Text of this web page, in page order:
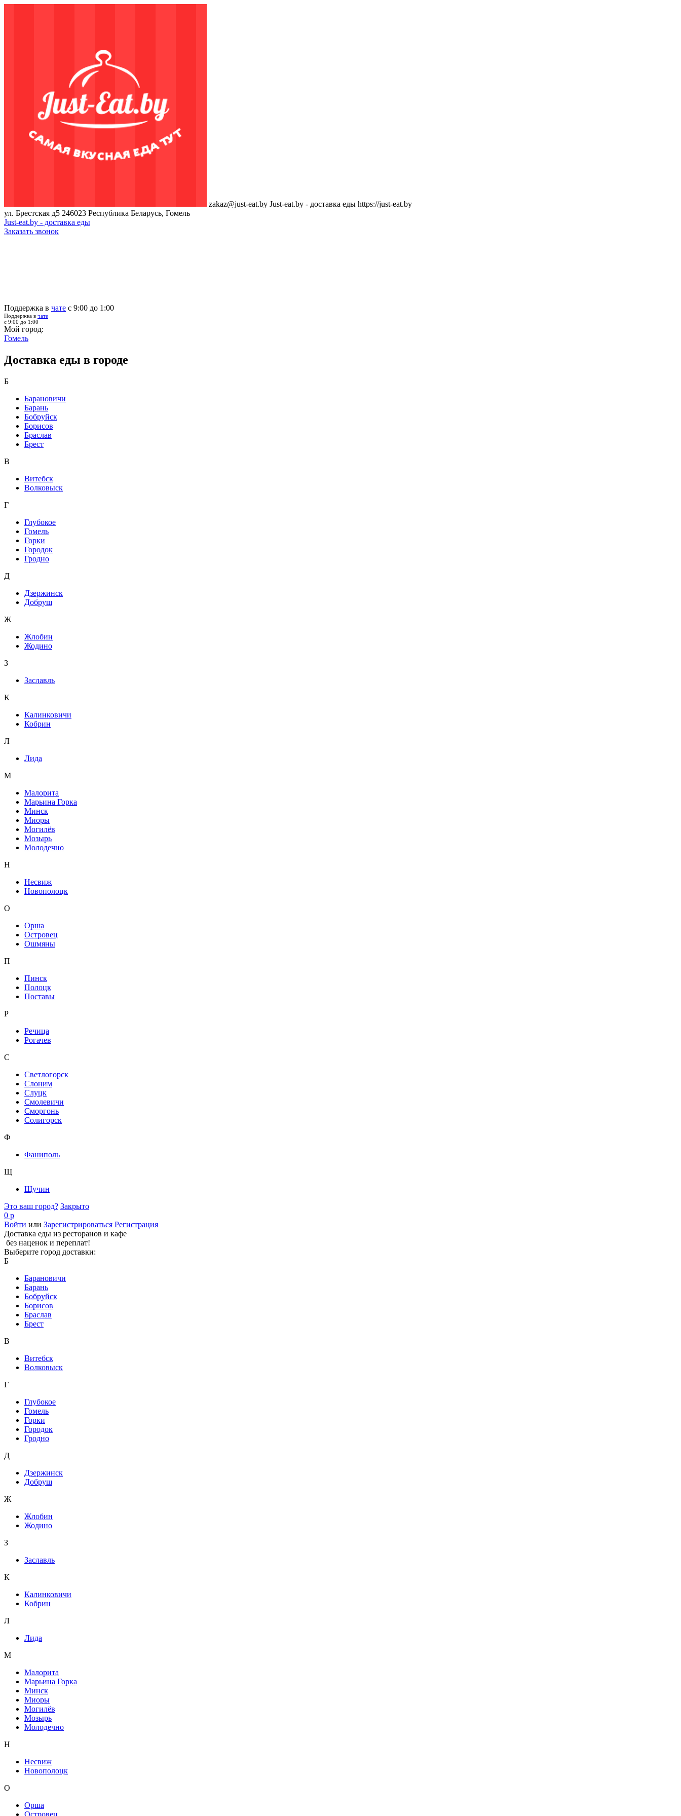
zakaz@just-eat.by Just-eat.by - доставка еды https://just-eat.by
ул. Брестская д5 246023 Республика Беларусь, Гомель
Just-eat.by - доставка еды
Заказать звонок
Поддержка в чате с 9:00 до 1:00
Поддержка в чате
с 9:00 до 1:00
Мой город:
Гомель
Доставка еды в городе
Б
Барановичи
Барань
Бобруйск
Борисов
Браслав
Брест
В
Витебск
Волковыск
Г
Глубокое
Гомель
Горки
Городок
Гродно
Д
Дзержинск
Добруш
Ж
Жлобин
Жодино
З
Заславль
К
Калинковичи
Кобрин
Л
Лида
М
Малорита
Марьина Горка
Минск
Миоры
Могилёв
Мозырь
Молодечно
Н
Несвиж
Новополоцк
О
Орша
Островец
Ошмяны
П
Пинск
Полоцк
Поставы
Р
Речица
Рогачев
С
Светлогорск
Слоним
Слуцк
Смолевичи
Сморгонь
Солигорск
Ф
Фаниполь
Щ
Щучин
Это ваш город? Закрыто
0 р
Войти или Зарегистрироваться Регистрация
Доставка еды из ресторанов и кафе
без наценок и переплат!
Выберите город доставки:
Б
Барановичи
Барань
Бобруйск
Борисов
Браслав
Брест
В
Витебск
Волковыск
Г
Глубокое
Гомель
Горки
Городок
Гродно
Д
Дзержинск
Добруш
Ж
Жлобин
Жодино
З
Заславль
К
Калинковичи
Кобрин
Л
Лида
М
Малорита
Марьина Горка
Минск
Миоры
Могилёв
Мозырь
Молодечно
Н
Несвиж
Новополоцк
О
Орша
Островец